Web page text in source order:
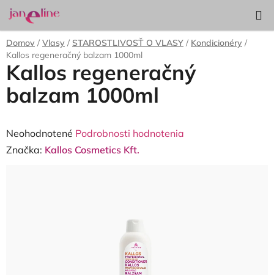
Prejsť
na
obsah
KOŠÍK
Domov / Vlasy / STAROSTLIVOSŤ O VLASY / Kondicionéry /
Kallos regeneračný balzam 1000ml
Kallos regeneračný
balzam 1000ml
Priemerné
hodnotenie
Neohodnotené Podrobnosti hodnotenia
Značka: Kallos Cosmetics Kft.